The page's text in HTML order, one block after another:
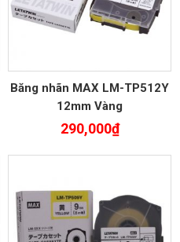
Băng nhãn MAX LM-TP512Y
12mm Vàng
290,000₫